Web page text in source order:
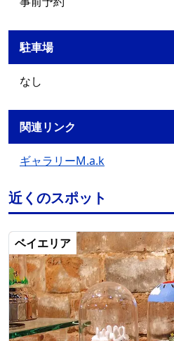
駐車場
なし
関連リンク
ギャラリーM.a.k
近くのスポット
ベイエリア